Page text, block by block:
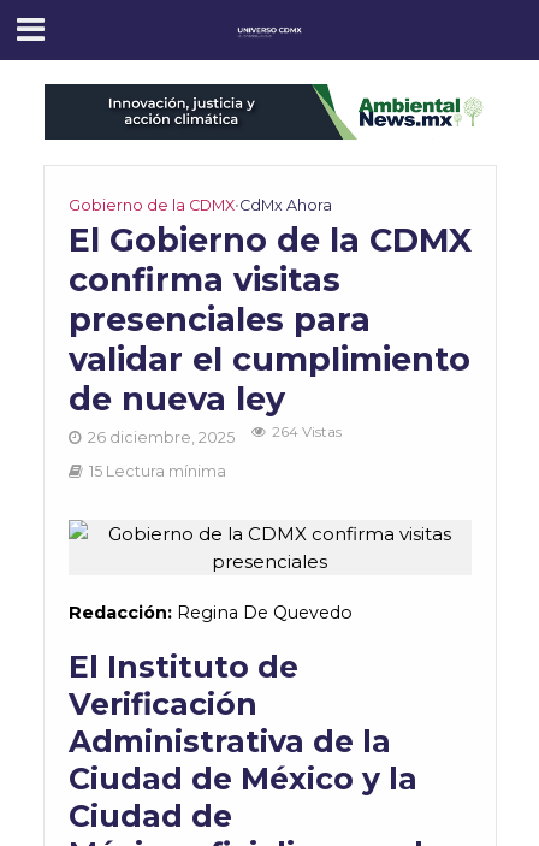
Gobierno de la CDMX•CdMx Ahora
El Gobierno de la CDMX
confirma visitas
presenciales para
validar el cumplimiento
de nueva ley
26 diciembre, 2025 264 Vistas
15 Lectura mínima
Redacción: Regina De Quevedo
El Instituto de
Verificación
Administrativa de la
Ciudad de México y la
Ciudad de